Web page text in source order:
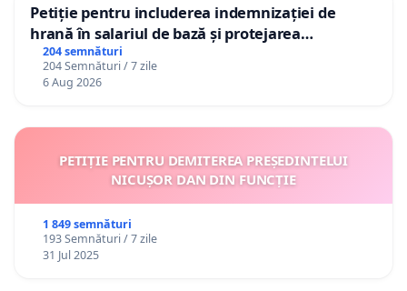
Petiție pentru includerea indemnizației de
hrană în salariul de bază și protejarea
gradațiilor de vechime pentru asistenții
personali
204 semnături
204 Semnături / 7 zile
6 Aug 2026
PETIȚIE PENTRU DEMITEREA PREȘEDINTELUI
NICUȘOR DAN DIN FUNCȚIE
1 849 semnături
193 Semnături / 7 zile
31 Jul 2025